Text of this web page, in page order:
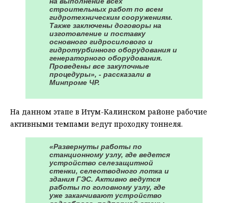
строительных работ по всем
гидротехническим сооружениям.
Также заключены договоры на
изготовление и поставку
основного гидросилового и
гидротурбинного оборудования и
генераторного оборудования.
Проведены все закупочные
процедуры», - рассказали в
Минпроме ЧР.
На данном этапе в Итум-Калинском районе рабочие
активными темпами ведут проходку тоннеля.
«Развернуты работы по
станционному узлу, где ведется
устройство селезащитной
стенки, селеотводного лотка и
здания ГЭС. Активно ведутся
работы по головному узлу, где
уже заканчивают устройство